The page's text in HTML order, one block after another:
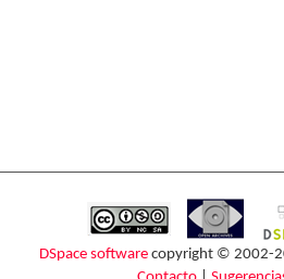
DSpace software copyright © 2002-